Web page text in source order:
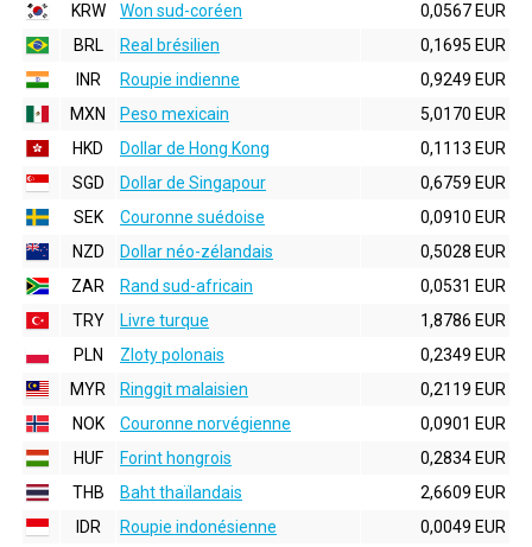
KRW
Won sud-coréen
0,0567 EUR
BRL
Real brésilien
0,1695 EUR
INR
Roupie indienne
0,9249 EUR
MXN
Peso mexicain
5,0170 EUR
HKD
Dollar de Hong Kong
0,1113 EUR
SGD
Dollar de Singapour
0,6759 EUR
SEK
Couronne suédoise
0,0910 EUR
NZD
Dollar néo-zélandais
0,5028 EUR
ZAR
Rand sud-africain
0,0531 EUR
TRY
Livre turque
1,8786 EUR
PLN
Zloty polonais
0,2349 EUR
MYR
Ringgit malaisien
0,2119 EUR
NOK
Couronne norvégienne
0,0901 EUR
HUF
Forint hongrois
0,2834 EUR
THB
Baht thaïlandais
2,6609 EUR
IDR
Roupie indonésienne
0,0049 EUR